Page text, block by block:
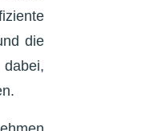
die